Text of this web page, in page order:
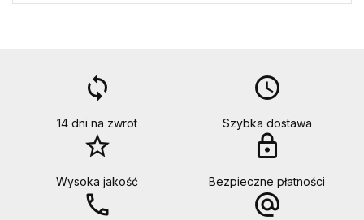
loop
14 dni na zwrot
access_time
Szybka dostawa
star_border
Wysoka jakość
lock
Bezpieczne płatności
call alternate_email